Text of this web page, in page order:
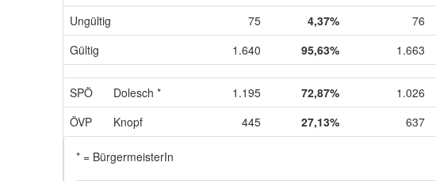
Ungültig
75 4,37% 76
Gültig
1.640 95,63% 1.663
SPÖ Dolesch * 1.195 72,87% 1.026
ÖVP
Knopf 445 27,13% 637
* = BürgermeisterIn